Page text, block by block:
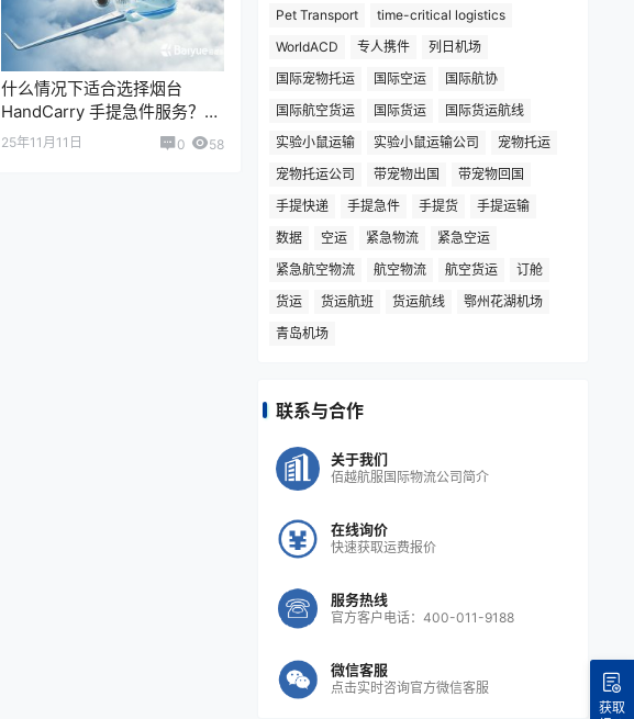
什么情况下适合选择烟台
HandCarry 手提急件服务？
——当时效与安全都至关重要
25年11月11日 0 58
Pet Transport
time-critical logistics
WorldACD
专人携件
列日机场
国际宠物托运
国际空运
国际航协
国际航空货运
国际货运
国际货运航线
实验小鼠运输
实验小鼠运输公司
宠物托运
宠物托运公司
带宠物出国
带宠物回国
手提快递
手提急件 手提货
手提运输
数据
空运 紧急物流
紧急空运
紧急航空物流
航空物流 航空货运
订舱
货运
货运航班 货运航线
鄂州花湖机场
青岛机场
联系与合作
关于我们
佰越航服国际物流公司简介
在线询价
快速获取运费报价
服务热线
官方客户电话：400-011-9188
微信客服
点击实时咨询官方微信客服
获取